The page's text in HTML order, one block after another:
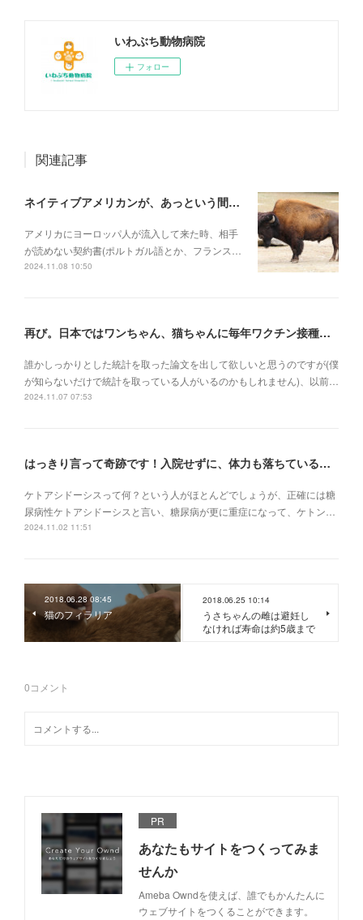
いわぶち動物病院
フォロー
関連記事
ネイティブアメリカンが、あっという間に滅ぼされていった理由
アメリカにヨーロッパ人が流入して来た時、相手
が読めない契約書(ポルトガル語とか、フランス…
2024.11.08 10:50
再び。日本ではワンちゃん、猫ちゃんに毎年ワクチン接種を行うべき理由
誰かしっかりとした統計を取った論文を出して欲しいと思うのですが(僕
が知らないだけで統計を取っている人がいるのかもしれません)、以前…
2024.11.07 07:53
はっきり言って奇跡です！入院せずに、体力も落ちている状況でケトアシドーシスから復活
ケトアシドーシスって何？という人がほとんどでしょうが、正確には糖
尿病性ケトアシドーシスと言い、糖尿病が更に重症になって、ケトン…
2024.11.02 11:51
2018.06.28 08:45
猫のフィラリア
2018.06.25 10:14
うさちゃんの雌は避妊し
なければ寿命は約5歳まで
0コメント
PR
あなたもサイトをつくってみま
せんか
Ameba Owndを使えば、誰でもかんたんに
ウェブサイトをつくることができます。